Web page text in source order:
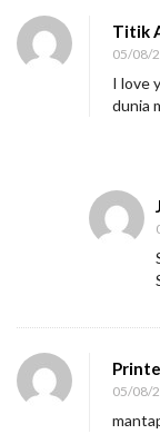
i
i
t
G
Titik
05/08/
I love
dunia
05/08/